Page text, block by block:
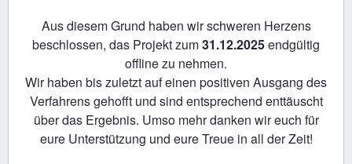
Aus diesem Grund haben wir schweren Herzens
beschlossen, das Projekt zum31.12.2025endgültig
offline zu nehmen.
Wir haben bis zuletzt auf einen positiven Ausgang des
Verfahrens gehofft und sind entsprechend enttäuscht
über das Ergebnis. Umso mehr danken wir euch für
eure Unterstützung und eure Treue in all der Zeit!